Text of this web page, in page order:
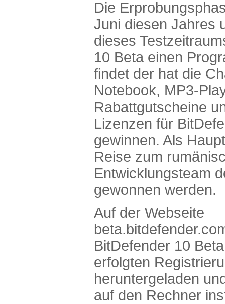
Die
Juni diesen Jahres
dieses
10 Beta einen
findet der hat die
Notebook, MP3-
Rabattgutscheine
Lizenzen für
gewinnen. Als
Reise zum
Entwicklungsteam
gewonnen werden.
Auf der Webseite
BitDefender 10
erfolgten
heruntergeladen
auf den Rechner